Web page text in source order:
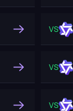
VS
VS
VS